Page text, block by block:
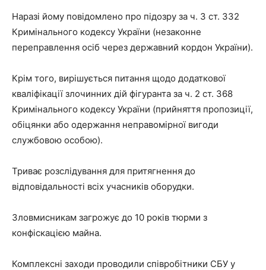
Наразі йому повідомлено про підозру за ч. 3 ст. 332
Кримінального кодексу України (незаконне
переправлення осіб через державний кордон України).
Крім того, вирішується питання щодо додаткової
кваліфікації злочинних дій фігуранта за ч. 2 ст. 368
Кримінального кодексу України (прийняття пропозиції,
обіцянки або одержання неправомірної вигоди
службовою особою).
Триває розслідування для притягнення до
відповідальності всіх учасників оборудки.
Зловмисникам загрожує до 10 років тюрми з
конфіскацією майна.
Комплексні заходи проводили співробітники СБУ у